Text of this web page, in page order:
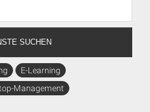
SUCHEN
E-Learning
Management